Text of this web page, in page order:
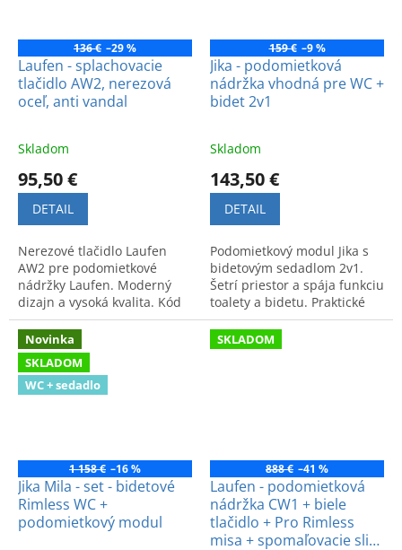
136 € –29 %
Laufen - splachovacie
tlačidlo AW2, nerezová
oceľ, anti vandal
Skladom
95,50 €
DETAIL
Nerezové tlačidlo Laufen
AW2 pre podomietkové
nádržky Laufen. Moderný
dizajn a vysoká kvalita. Kód
produktu: 895662.
159 € –9 %
Jika - podomietková
nádržka vhodná pre WC +
bidet 2v1
Skladom
143,50 €
DETAIL
Podomietkový modul Jika s
bidetovým sedadlom 2v1.
Šetrí priestor a spája funkciu
toalety a bidetu. Praktické
riešenie pre čistotu a
pohodlie v kúpeľni.
Novinka
SKLADOM
WC + sedadlo
1 158 € –16 %
Jika Mila - set - bidetové
Rimless WC +
podomietkový modul
SKLADOM
888 € –41 %
Laufen - podomietková
nádržka CW1 + biele
tlačidlo + Pro Rimless
misa + spomaľovacie slim